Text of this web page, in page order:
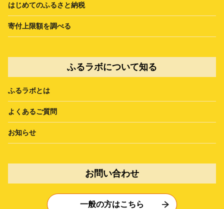
はじめてのふるさと納税
寄付上限額を調べる
ふるラボについて知る
ふるラボとは
よくあるご質問
お知らせ
お問い合わせ
一般の方はこちら